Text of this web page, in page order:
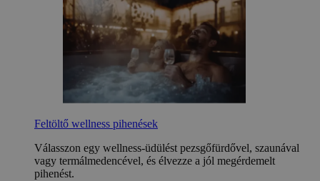
Feltöltő wellness pihenések
Válasszon egy wellness-üdülést pezsgőfürdővel, szaunával
vagy termálmedencével, és élvezze a jól megérdemelt
pihenést.